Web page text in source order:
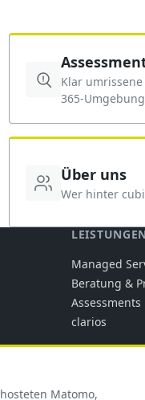
Klar
365-
Über uns
Wer hinter
LEISTUNGEN
Managed
Beratung &
Assessments
clarios
Matomo,